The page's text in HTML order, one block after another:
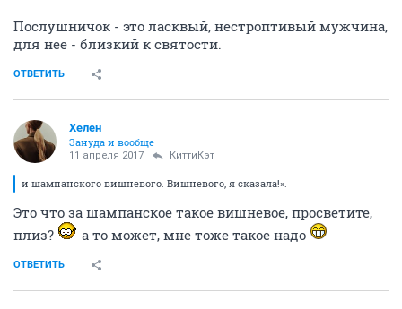
Послушничок - это ласквый, нестроптивый мужчина,
для нее - близкий к святости.
ОТВЕТИТЬ
Хелен
Зануда и вообще
11 апреля 2017 КиттиКэт
и шампанского вишневого. Вишневого, я сказала!».
Это что за шампанское такое вишневое, просветите,
плиз?
а то может, мне тоже такое надо
ОТВЕТИТЬ